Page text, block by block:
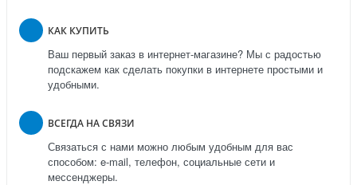
КАК КУПИТЬ
Ваш первый заказ в интернет-магазине? Мы с радостью
подскажем как сделать покупки в интернете простыми и
удобными.
ВСЕГДА НА СВЯЗИ
Связаться с нами можно любым удобным для вас
способом: e-mail, телефон, социальные сети и
мессенджеры.